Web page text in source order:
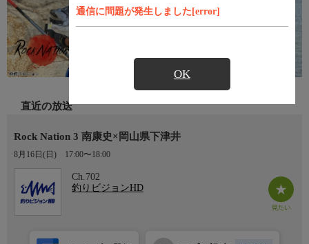
通信に問題が発生しました[error]
OK
直近の放送
Rock Nation 3 南康史×岡山県下津井
8月16日(日) 17:00〜18:00
Ch.702
釣りビジョンHD